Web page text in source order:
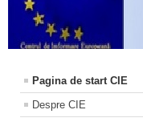
Pagina de start CIE
Despre CIE